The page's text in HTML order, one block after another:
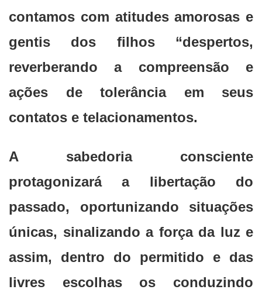
contamos com atitudes amorosas e
gentis dos filhos “despertos,
reverberando a compreensão e
ações de tolerância em seus
contatos e telacionamentos.
A sabedoria consciente
protagonizará a libertação do
passado, oportunizando situações
únicas, sinalizando a força da luz e
assim, dentro do permitido e das
livres escolhas os conduzindo